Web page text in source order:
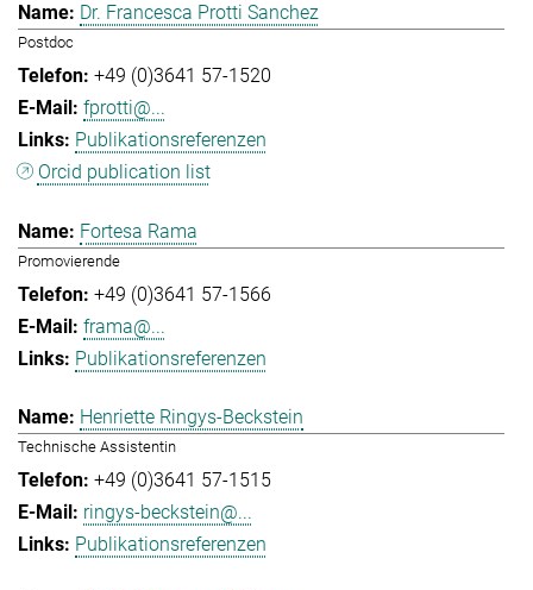
Dr. Francesca Protti Sanchez
Postdoc
+49 (0)3641 57-1520
fprotti@...
Publikationsreferenzen
Orcid publication list
Fortesa Rama
Promovierende
+49 (0)3641 57-1566
frama@...
Publikationsreferenzen
Henriette Ringys-Beckstein
Technische Assistentin
+49 (0)3641 57-1515
ringys-beckstein@...
Publikationsreferenzen